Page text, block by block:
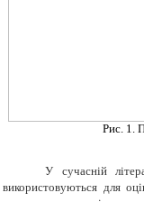
Рис. 1.
У сучасній
використовуються для